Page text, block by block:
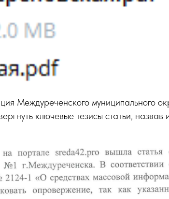
Междуреченского муниципального
ключевые тезисы статьи, назвав